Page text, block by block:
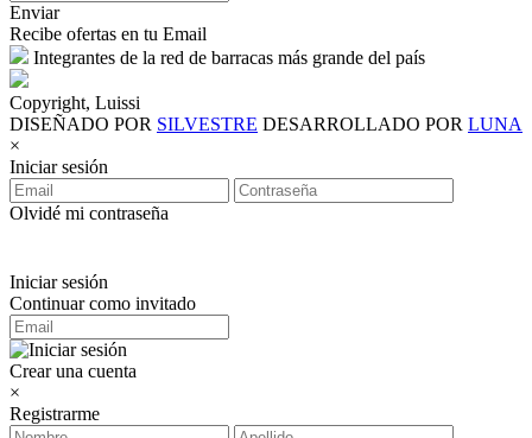
Enviar
Recibe ofertas en tu Email
Integrantes de la red de barracas más grande del país
Copyright, Luissi
DISEÑADO POR SILVESTRE DESARROLLADO POR LUNA
×
Iniciar sesión
Olvidé mi contraseña
Iniciar sesión
Continuar como invitado
Crear una cuenta
×
Registrarme